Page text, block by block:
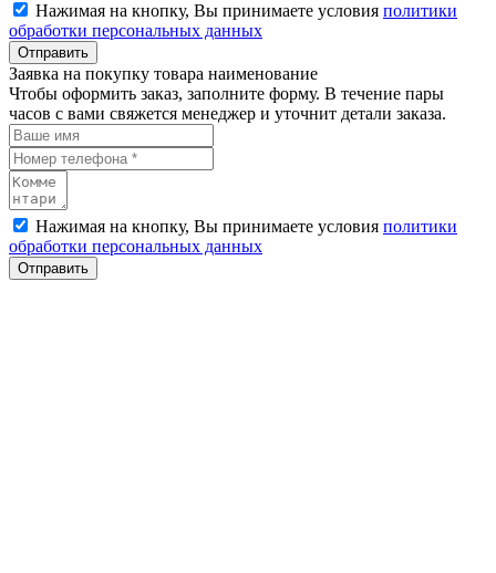
Нажимая на кнопку, Вы принимаете условия политики
обработки персональных данных
Отправить
Заявка на покупку товара наименование
Чтобы оформить заказ, заполните форму. В течение пары
часов с вами свяжется менеджер и уточнит детали заказа.
Нажимая на кнопку, Вы принимаете условия политики
обработки персональных данных
Отправить